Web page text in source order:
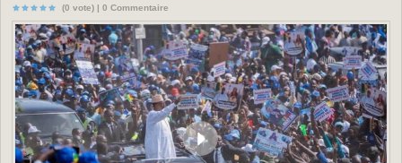
(0 vote) | 0 Commentaire